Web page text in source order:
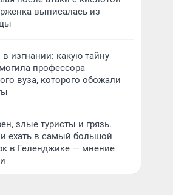
выписалась из
изгнании: какую тайну
профессора
вуза, которого обожали
злые туристы и грязь.
ехать в самый большой
в Геленджике — мнение